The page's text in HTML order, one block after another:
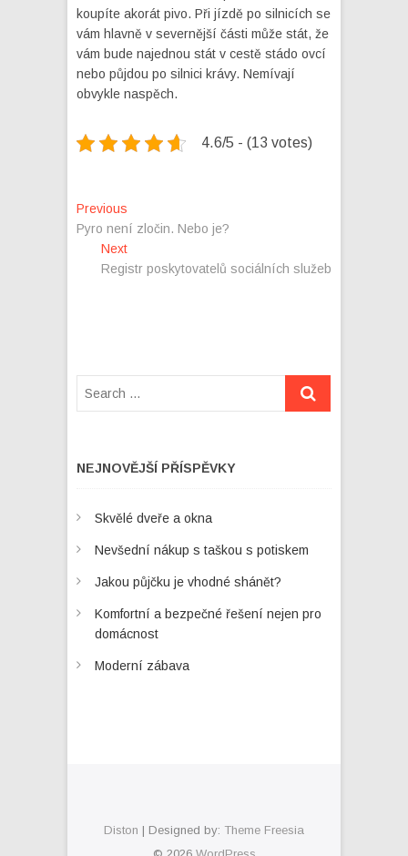
koupíte akorát pivo. Při jízdě po silnicích se
vám hlavně v severnější části může stát, že
vám bude najednou stát v cestě stádo ovcí
nebo půjdou po silnici krávy. Nemívají
obvykle naspěch.
4.6/5 - (13 votes)
Navigace
pro
příspěvek
Previous
post:
Pyro není zločin. Nebo je?
NextNext
post:
Registr poskytovatelů sociálních služeb
NEJNOVĚJŠÍ PŘÍSPĚVKY
Skvělé dveře a okna
Nevšední nákup s taškou s potiskem
Jakou půjčku je vhodné shánět?
Komfortní a bezpečné řešení nejen pro
domácnost
Moderní zábava
Diston | Designed by: Theme Freesia